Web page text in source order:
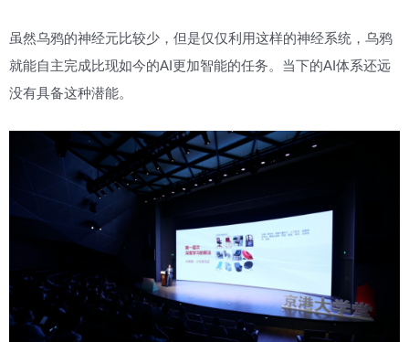
虽然乌鸦的神经元比较少，但是仅仅利用这样的神经系统，乌鸦
就能自主完成比现如今的AI更加智能的任务。当下的AI体系还远
没有具备这种潜能。